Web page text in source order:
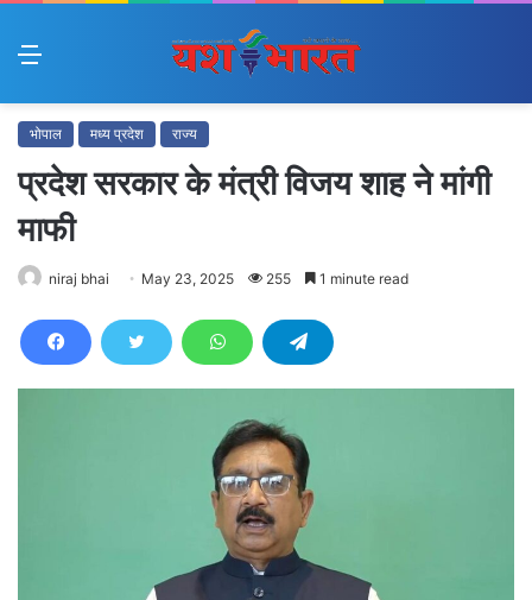
Menu
भोपाल मध्य प्रदेश राज्य
प्रदेश सरकार के मंत्री विजय शाह ने मांगी
माफी
niraj bhai May 23, 2025 255 1 minute read